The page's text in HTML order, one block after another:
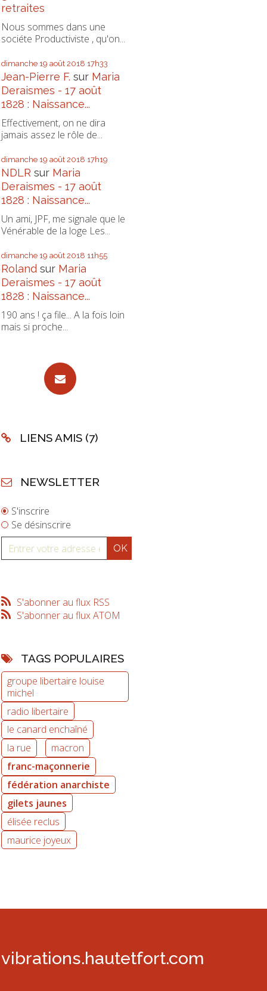
retraites
Nous sommes dans une
sociéte Productiviste , qu'on...
dimanche 19 août 2018 17h33
Jean-Pierre F. sur Maria
Deraismes - 17 août
1828 : Naissance...
Effectivement, on ne dira
jamais assez le rôle de...
dimanche 19 août 2018 17h19
NDLR sur Maria
Deraismes - 17 août
1828 : Naissance...
Un ami, JPF, me signale que le
Vénérable de la loge Les...
dimanche 19 août 2018 11h55
Roland sur Maria
Deraismes - 17 août
1828 : Naissance...
190 ans ! ça file... A la fois loin
mais si proche...
LIENS AMIS (7)
NEWSLETTER
S'inscrire
Se désinscrire
S'abonner au flux RSS
S'abonner au flux ATOM
TAGS POPULAIRES
groupe libertaire louise
michel
radio libertaire
le canard enchaîné
la rue
macron
franc-maçonnerie
fédération anarchiste
gilets jaunes
élisée reclus
maurice joyeux
vibrations.hautetfort.com